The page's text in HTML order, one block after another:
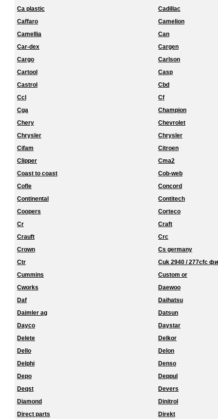
Ca plastic
Cadillac
Caffaro
Camelion
Camellia
Can
Car-dex
Cargen
Cargo
Carlson
Cartool
Casp
Castrol
Cbd
Ccl
Cf
Cga
Champion
Chery
Chevrolet
Chrysler
Chrysler
Cifam
Citroen
Clipper
Cma2
Coast to coast
Cob-web
Cofle
Concord
Continental
Contitech
Coopers
Corteco
Cr
Craft
Crauft
Crc
Crown
Cs germany
Ctr
Cuk 2940 / 277cfc
Cummins
Custom or
Cworks
Daewoo
Daf
Daihatsu
Daimler ag
Datsun
Dayco
Daystar
Delete
Delkor
Dello
Delon
Delphi
Denso
Depo
Deppul
Deqst
Devers
Diamond
Dinitrol
Direct parts
Direkt